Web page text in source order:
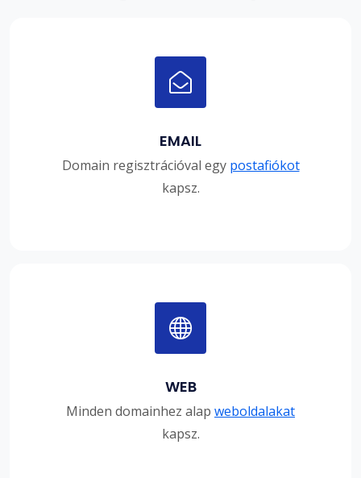
EMAIL
Domain regisztrációval egy postafiókot
kapsz.
WEB
Minden domainhez alap weboldalakat
kapsz.